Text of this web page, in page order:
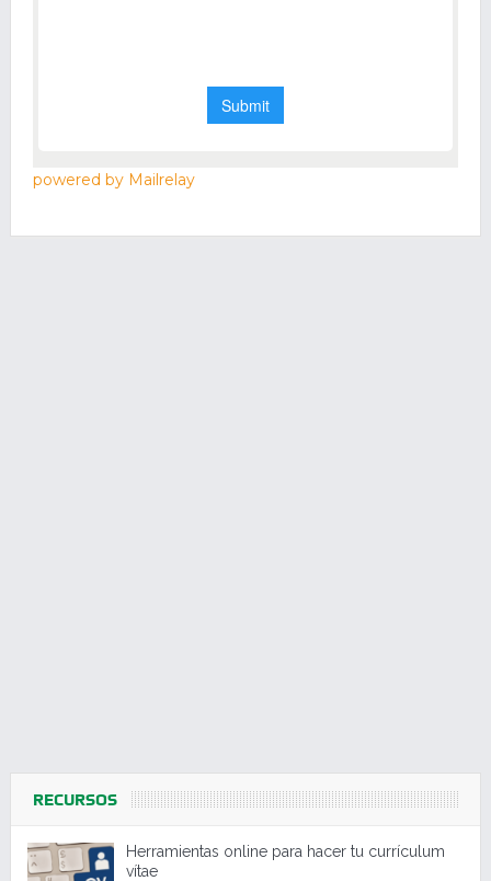
powered by Mailrelay
RECURSOS
Herramientas online para hacer tu currículum
vítae